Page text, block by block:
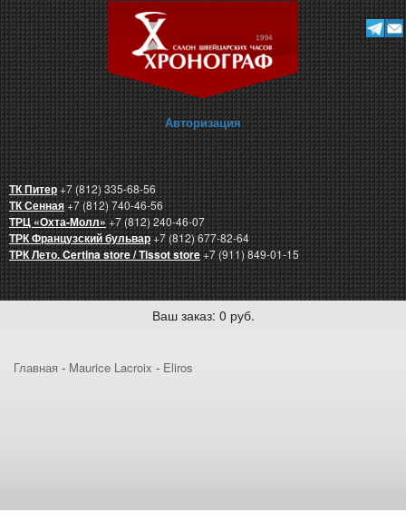
Авторизация
ТК Питер+7 (812) 335-68-56
ТК Сенная+7 (812) 740-46-56
ТРЦ «Охта-Молл»+7 (812) 240-46-07
ТРК Французский бульвар+7 (812) 677-82-64
ТРК Лето. Certina store / Tissot store+7 (911) 849-01-15
Ваш заказ: 0 руб.
Главная - Maurice Lacroix - Eliros